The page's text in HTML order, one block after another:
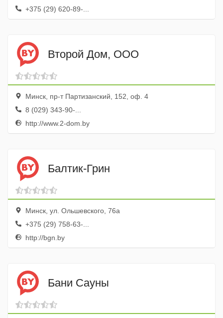
+375 (29) 620-89-...
Второй Дом, ООО
Минск, пр-т Партизанский, 152, оф. 4
8 (029) 343-90-...
http://www.2-dom.by
Балтик-Грин
Минск, ул. Ольшевского, 76а
+375 (29) 758-63-...
http://bgn.by
Бани Сауны